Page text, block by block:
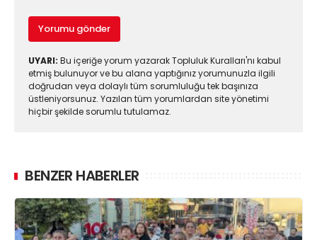
Yorumu gönder
UYARI: Bu içeriğe yorum yazarak Topluluk Kuralları'nı kabul
etmiş bulunuyor ve bu alana yaptığınız yorumunuzla ilgili
doğrudan veya dolaylı tüm sorumluluğu tek başınıza
üstleniyorsunuz. Yazılan tüm yorumlardan site yönetimi
hiçbir şekilde sorumlu tutulamaz.
BENZER HABERLER